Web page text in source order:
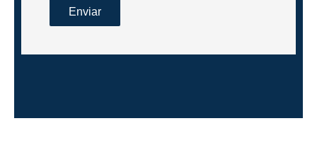
Enviar